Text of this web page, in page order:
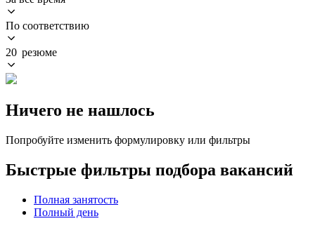
По соответствию
20 резюме
Ничего не нашлось
Попробуйте изменить формулировку или фильтры
Быстрые фильтры подбора вакансий
Полная занятость
Полный день